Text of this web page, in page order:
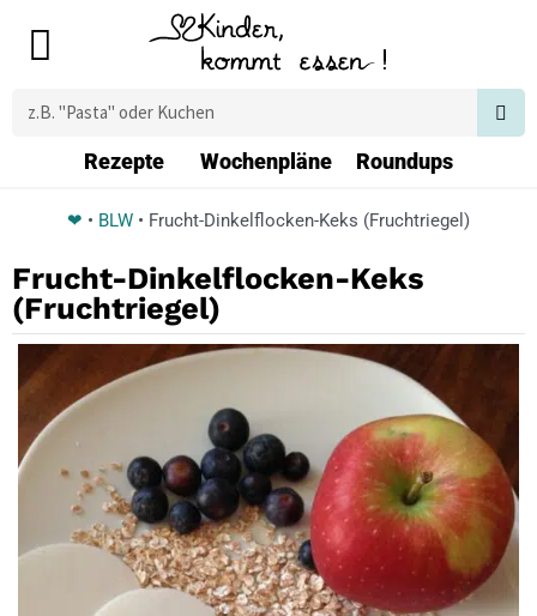
Main
Suche
Rezepte Wochenpläne Roundups
❤ • BLW • Frucht-Dinkelflocken-Keks (Fruchtriegel)
Frucht-Dinkelflocken-Keks
(Fruchtriegel)